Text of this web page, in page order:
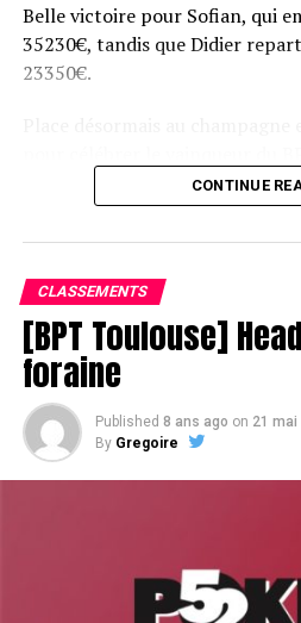
Belle victoire pour Sofian, qui
35230€, tandis que Didier
23350€.
CONTINUE
CLASSEMENTS
[BPT Toulouse]
foraine
Published 8 ans ago on 21 mai
By Gregoire